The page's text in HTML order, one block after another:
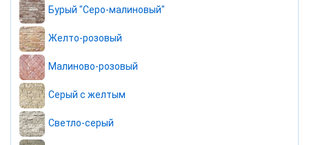
Бурый "Серо-малиновый"
Желто-розовый
Малиново-розовый
Серый с желтым
Светло-серый